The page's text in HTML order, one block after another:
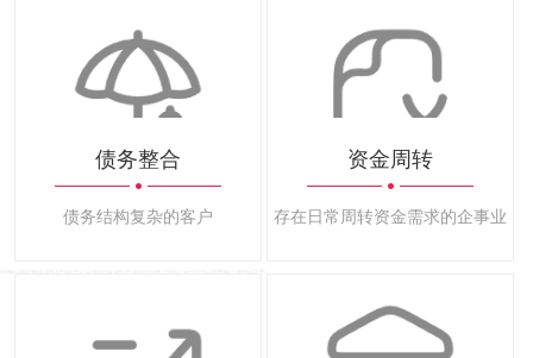
债务整合
债务结构复杂的客户
资金周转
存在日常周转资金需求的企事业法